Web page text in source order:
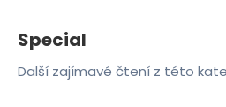
Special
Další zajímavé čtení z této